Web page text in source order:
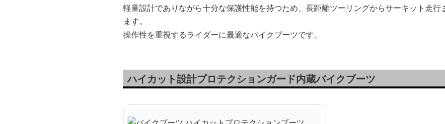
軽量設計でありながら十分な保護性能を持つため、長距離ツーリングからサーキット走
ます。
操作性を重視するライダーに最適なバイクブーツです。
ハイカット設計プロテクションガード内蔵バイクブーツ